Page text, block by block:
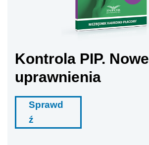
Kontrola PIP. Nowe
uprawnienia
Sprawd
ź